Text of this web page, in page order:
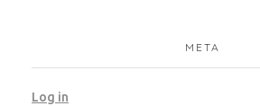
META
Log in